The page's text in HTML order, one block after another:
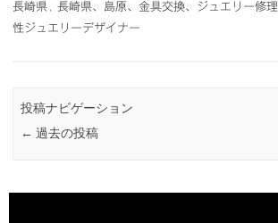
長崎県
長崎県、島原、金具交換、ジュエリー修理
性ジュエリーデザイナー
投稿ナビゲーション
← 過去の投稿